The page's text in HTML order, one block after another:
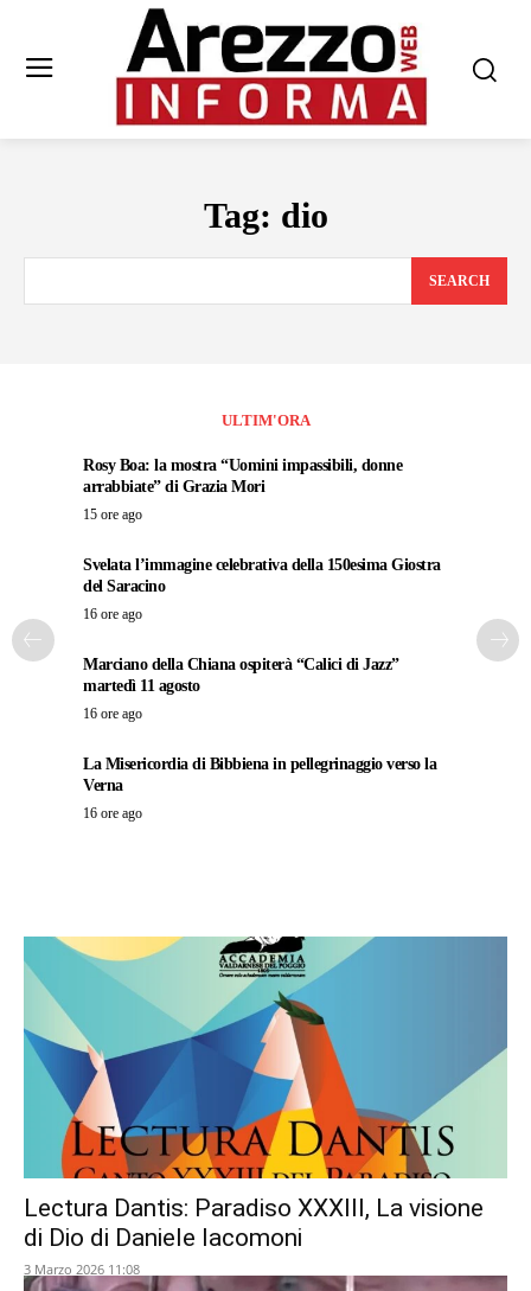
Tag: dio
SEARCH
ULTIM'ORA
Rosy Boa: la mostra “Uomini impassibili, donne
arrabbiate” di Grazia Mori
15 ore ago
Svelata l’immagine celebrativa della 150esima Giostra
del Saracino
16 ore ago
Marciano della Chiana ospiterà “Calici di Jazz”
martedì 11 agosto
16 ore ago
La Misericordia di Bibbiena in pellegrinaggio verso la
Verna
16 ore ago
Lectura Dantis: Paradiso XXXIII, La visione
di Dio di Daniele Iacomoni
3 Marzo 2026 11:08